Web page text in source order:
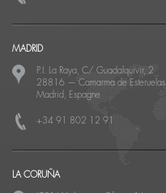
MADRID
P.I. La Raya, C/ Guadalquivir, 2
28816 — Camarma de Esteruelas
Madrid, Espagne
+34 91 802 12 91
LA CORUÑA